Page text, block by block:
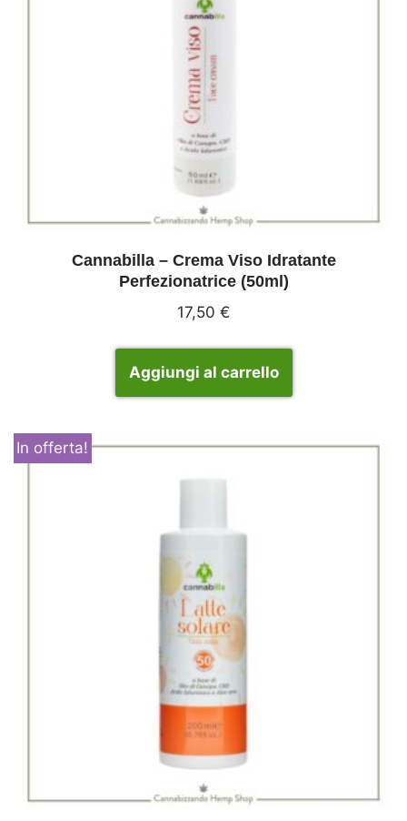
Cannabilla – Crema Viso Idratante
Perfezionatrice (50ml)
17,50 €
Aggiungi al carrello
In offerta!